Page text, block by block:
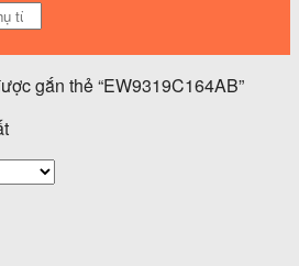
gắn thẻ “EW9319C164AB”